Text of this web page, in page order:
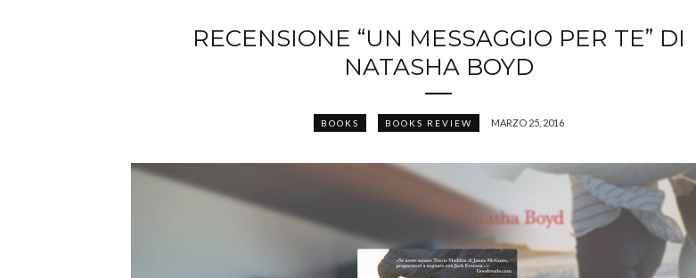
RECENSIONE “UN MESSAGGIO PER TE” DI
NATASHA BOYD
BOOKS BOOKS REVIEW MARZO 25, 2016